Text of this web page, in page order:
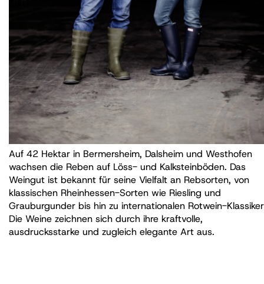
Auf 42 Hektar in Bermersheim, Dalsheim und Westhofen
wachsen die Reben auf Löss- und Kalksteinböden. Das
Weingut ist bekannt für seine Vielfalt an Rebsorten, von
klassischen Rheinhessen-Sorten wie Riesling und
Grauburgunder bis hin zu internationalen Rotwein-
Die Weine zeichnen sich durch ihre kraftvolle,
ausdrucksstarke und zugleich elegante Art aus.